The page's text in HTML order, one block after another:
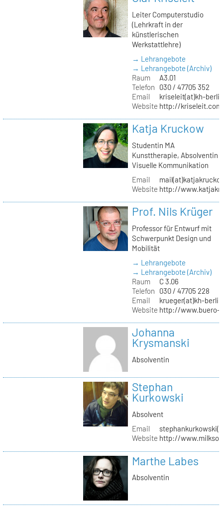
Leiter Computerstudio
(Lehrkraft in der
künstlerischen
Werkstattlehre)
→ Lehrangebote
→ Lehrangebote (Archiv)
Raum
A3.01
Telefon
030 / 47705 352
Email
kriseleit(at)kh-
Website http://kriseleit.com
Katja Kruckow
Studentin MA
Kunsttherapie, Absolventin
Visuelle Kommunikation
Email
Website http://
Prof. Nils Krüger
Professor für Entwurf mit
Schwerpunkt Design und
Mobilität
→ Lehrangebote
→ Lehrangebote (Archiv)
Raum
C 3.06
Telefon
030 / 47705 228
Email
krueger(at)kh-
Website http://www.buero-
Johanna
Krysmanski
Absolventin
Stephan
Kurkowski
Absolvent
Email
Website http://
Marthe Labes
Absolventin